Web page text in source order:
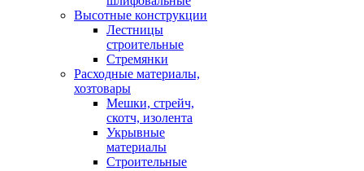
Высотные конструкции
Лестницы
строительные
Стремянки
Расходные материалы,
хозтовары
Мешки, стрейч,
скотч, изолента
Укрывные
материалы
Строительные